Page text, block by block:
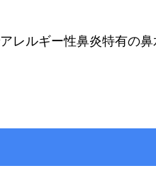
レルギー性鼻炎特有の鼻